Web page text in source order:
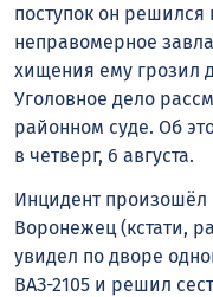
поступок он решился
неправомерное
хищения ему грозил
Уголовное дело
районном суде. Об
в четверг, 6 августа.
Инцидент произошёл
Воронежец (кстати,
увидел по дворе
ВАЗ-2105 и решил